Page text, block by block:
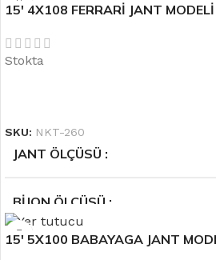
RENK
OFSET
15′ 4X108 FERRARİ JANT MODELİ
Stokta
SKU: NKT-260
JANT ÖLÇÜSÜ
BIJON ÖLÇÜSÜ
15′ 5X100 BABAYAGA JANT